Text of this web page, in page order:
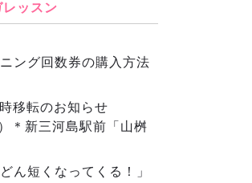
ッスン
ング回数券の購入方法
移転のお知らせ
＊新三河島駅前「山桝
ん短くなってくる！」